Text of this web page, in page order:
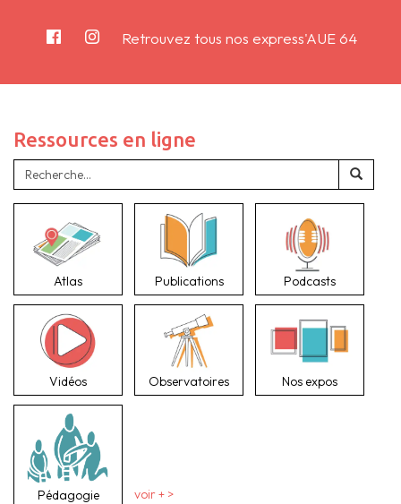
Retrouvez tous nos express'AUE 64
Ressources en ligne
Atlas Publications Podcasts
Vidéos Observatoires Nos expos
Pédagogie voir + >